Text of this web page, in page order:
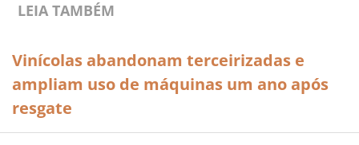
LEIA TAMBÉM
Vinícolas abandonam terceirizadas e
ampliam uso de máquinas um ano após
resgate